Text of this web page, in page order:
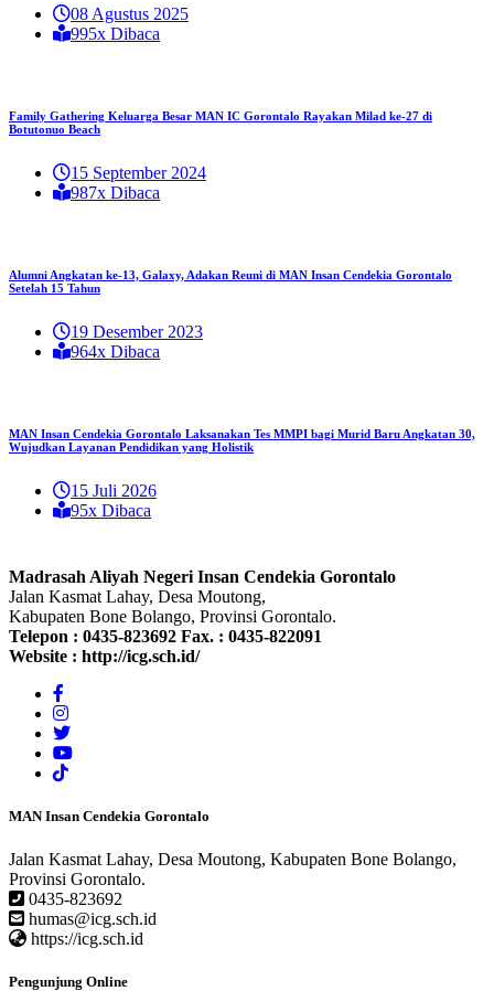
08 Agustus 2025
995x Dibaca
Family Gathering Keluarga Besar MAN IC Gorontalo Rayakan Milad ke-27 di
Botutonuo Beach
15 September 2024
987x Dibaca
Alumni Angkatan ke-13, Galaxy, Adakan Reuni di MAN Insan Cendekia Gorontalo
Setelah 15 Tahun
19 Desember 2023
964x Dibaca
MAN Insan Cendekia Gorontalo Laksanakan Tes MMPI bagi Murid Baru Angkatan 30,
Wujudkan Layanan Pendidikan yang Holistik
15 Juli 2026
95x Dibaca
Madrasah Aliyah Negeri Insan Cendekia Gorontalo
Jalan Kasmat Lahay, Desa Moutong,
Kabupaten Bone Bolango, Provinsi Gorontalo.
Telepon : 0435-823692 Fax. : 0435-822091
Website : http://icg.sch.id/
MAN Insan Cendekia Gorontalo
Jalan Kasmat Lahay, Desa Moutong, Kabupaten Bone Bolango,
Provinsi Gorontalo.
0435-823692
humas@icg.sch.id
https://icg.sch.id
Pengunjung Online